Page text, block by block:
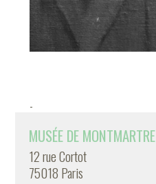
-
MUSÉE DE MONTMARTRE
12 rue Cortot
75018 Paris